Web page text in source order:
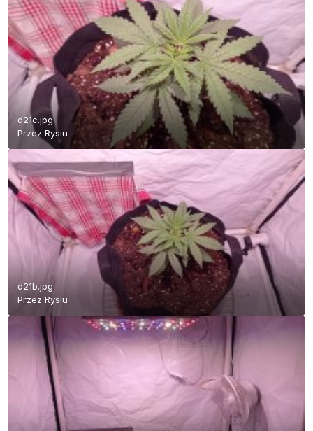
d21c.jpg
Przez Rysiu
d21b.jpg
Przez Rysiu